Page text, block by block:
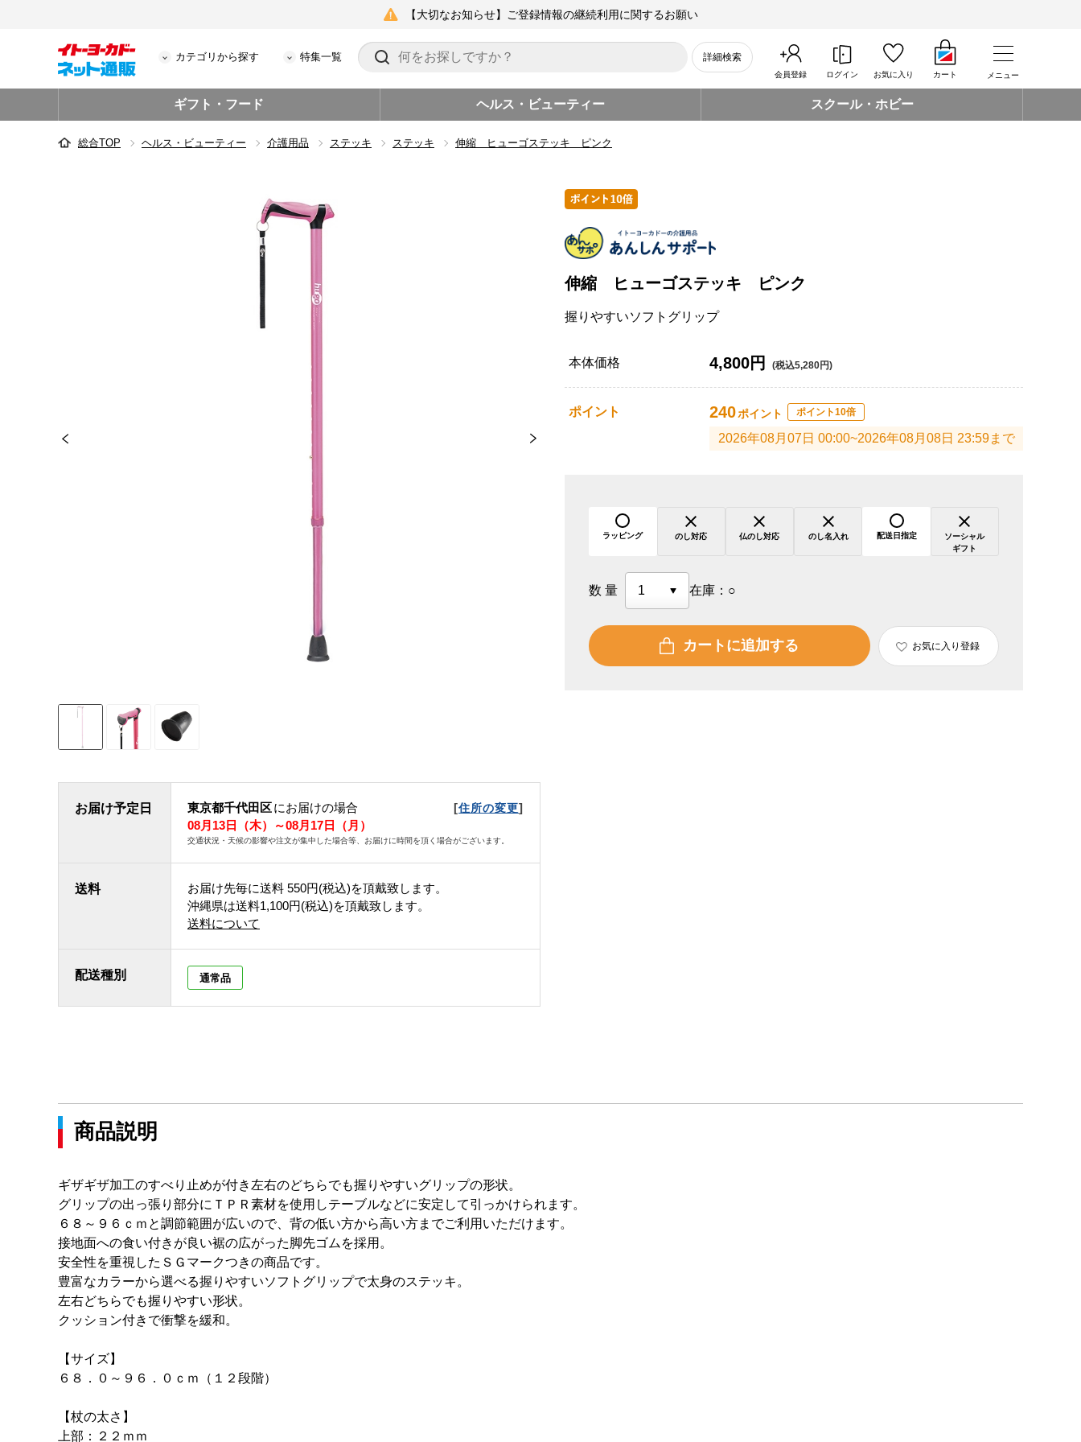
【大切なお知らせ】ご登録情報の継続利用に関するお願い
カテゴリから探す 特集一覧 詳細検索
会員登録 ログイン お気に入り カート メニュー
ギフト・フード ヘルス・ビューティー スクール・ホビー
総合TOP ヘルス・ビューティー 介護用品 ステッキ ステッキ 伸縮 ヒューゴステッキ ピンク
お届け予定日 東京都千代田区にお届けの場合 [住所の変更]
08月13日（木）～08月17日（月）
交通状況・天候の影響や注文が集中した場合等、お届けに時間を頂く場合がございます。
送料 お届け先毎に送料 550円(税込)を頂戴致します。
沖縄県は送料1,100円(税込)を頂戴致します。
送料について
配送種別 通常品
伸縮 ヒューゴステッキ ピンク
握りやすいソフトグリップ
本体価格 4,800円 (税込5,280円)
ポイント 240ポイント ポイント10倍
2026年08月07日 00:00~2026年08月08日 23:59まで
ラッピング のし対応 仏のし対応 のし名入れ 配送日指定
ソーシャル
ギフト
数量 在庫： ○
カートに追加する お気に入り登録
商品説明
ギザギザ加工のすべり止めが付き左右のどちらでも握りやすいグリップの形状。
グリップの出っ張り部分にＴＰＲ素材を使用しテーブルなどに安定して引っかけられます。
６８～９６ｃｍと調節範囲が広いので、背の低い方から高い方までご利用いただけます。
接地面への食い付きが良い裾の広がった脚先ゴムを採用。
安全性を重視したＳＧマークつきの商品です。
豊富なカラーから選べる握りやすいソフトグリップで太身のステッキ。
左右どちらでも握りやすい形状。
クッション付きで衝撃を緩和。
【サイズ】
６８．０～９６．０ｃｍ（１２段階）
【杖の太さ】
上部：２２ｍｍ